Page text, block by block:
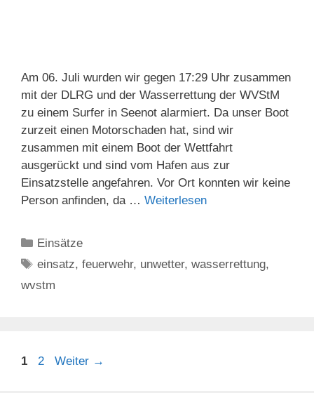
Am 06. Juli wurden wir gegen 17:29 Uhr zusammen
mit der DLRG und der Wasserrettung der WVStM
zu einem Surfer in Seenot alarmiert. Da unser Boot
zurzeit einen Motorschaden hat, sind wir
zusammen mit einem Boot der Wettfahrt
ausgerückt und sind vom Hafen aus zur
Einsatzstelle angefahren. Vor Ort konnten wir keine
Person anfinden, da … Weiterlesen
Kategorien
Einsätze
Schlagwörter
einsatz,feuerwehr, unwetter,wasserrettung,
wvstm
Seite
1 Seite
2 Weiter →